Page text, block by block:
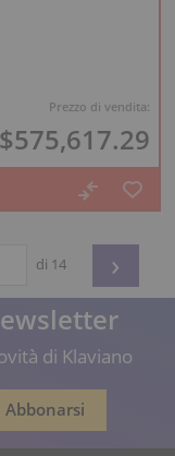
Prezzo di vendita:
$575,617.29
di 14 ›
di Klaviano